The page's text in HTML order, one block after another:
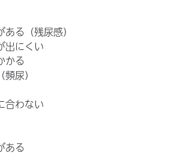
る（残尿感）
出にくい
かる
尿）
合わない
ある